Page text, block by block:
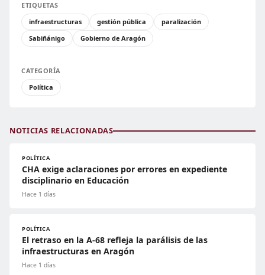
ETIQUETAS
infraestructuras
gestión pública
paralización
Sabiñánigo
Gobierno de Aragón
CATEGORÍA
Política
NOTICIAS RELACIONADAS
POLÍTICA
CHA exige aclaraciones por errores en expediente
disciplinario en Educación
Hace 1 días
POLÍTICA
El retraso en la A-68 refleja la parálisis de las
infraestructuras en Aragón
Hace 1 días